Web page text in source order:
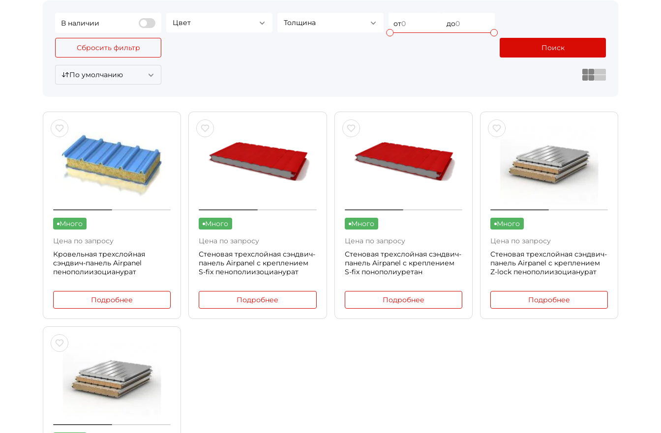
В наличии Цвет Толщина от до
Сбросить фильтр Поиск
По умолчанию
Много
Цена по запросу
Кровельная трехслойная
сэндвич-панель Airpanel
пенополиизоцианурат
Подробнее
Много
Цена по запросу
Стеновая трехслойная сэндвич-
панель Airpanel c креплением
S-fix пенополиизоцианурат
Подробнее
Много
Цена по запросу
Стеновая трехслойная сэндвич-
панель Airpanel c креплением
S-fix понополиуретан
Подробнее
Много
Цена по запросу
Стеновая трехслойная сэндвич-
панель Airpanel c креплением
Z-lock пенополиизоцианурат
Подробнее